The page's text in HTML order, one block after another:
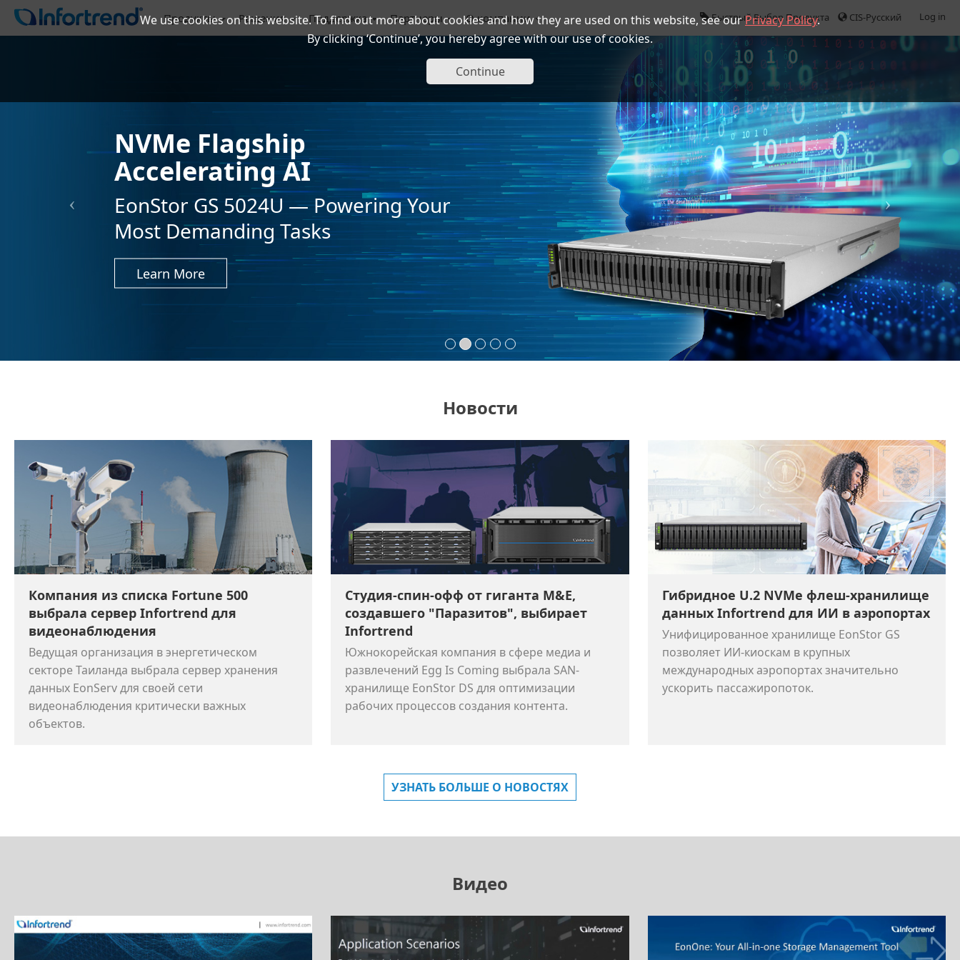
We use cookies on this website. To find out more about cookies and how they are used on this website, see ourPrivacy Policy.
By clicking ‘Continue’, you hereby agree with our use of cookies.
Continue
Log in
CIS-Русский
Быстрый Выбор Продукта
Продукты Решения Поддержка Партнеры О компании
NVMe Flagship
Accelerating AI
EonStor GS 5024U — Powering Your
Most Demanding Tasks
Learn More
Новости
Компания из списка Fortune 500
выбрала сервер Infortrend для
видеонаблюдения
Ведущая организация в энергетическом
секторе Таиланда выбрала сервер хранения
данных EonServ для своей сети
видеонаблюдения критически важных
объектов.
Студия-спин-офф от гиганта M&E,
создавшего "Паразитов", выбирает
Infortrend
Южнокорейская компания в сфере медиа и
развлечений Egg Is Coming выбрала SAN-
хранилище EonStor DS для оптимизации
рабочих процессов создания контента.
Гибридное U.2 NVMe флеш-хранилище
данных Infortrend для ИИ в аэропортах
Унифицированное хранилище EonStor GS
позволяет ИИ-киоскам в крупных
международных аэропортах значительно
ускорить пассажиропоток.
УЗНАТЬ БОЛЬШЕ О НОВОСТЯХ
Видео